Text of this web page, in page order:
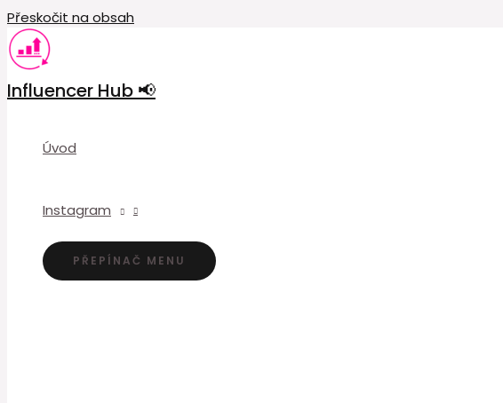
Přeskočit na obsah
Influencer Hub 📢
Úvod
Instagram
PŘEPÍNAČ MENU